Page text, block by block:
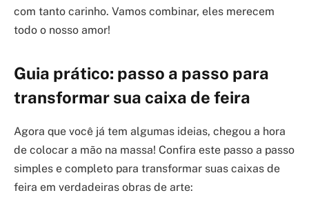
com tanto carinho. Vamos combinar, eles merecem
todo o nosso amor!
Guia prático: passo a passo para
transformar sua caixa de feira
Agora que você já tem algumas ideias, chegou a hora
de colocar a mão na massa! Confira este passo a passo
simples e completo para transformar suas caixas de
feira em verdadeiras obras de arte: